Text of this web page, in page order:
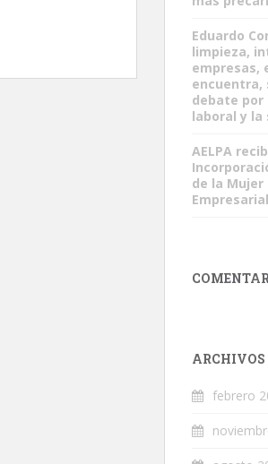
Eduardo
limpieza,
empresas,
encuentra,
debate por
laboral y la
AELPA
de la Mujer
ARCHIVOS
febrero